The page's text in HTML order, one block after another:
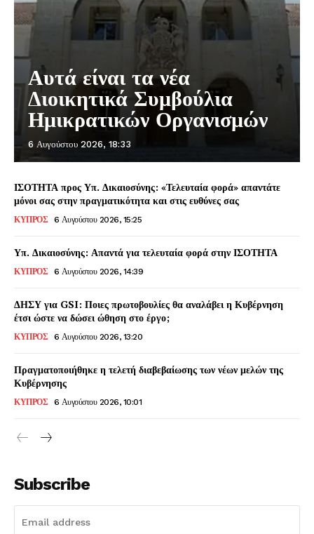
Αυτά είναι τα νέα
Διοικητικά Συμβούλια
Ημικρατικών Οργανισμών
6 Αυγούστου 2026, 18:33
ΙΣΟΤΗΤΑ προς Υπ. Δικαιοσύνης: «Τελευταία φορά» απαντάτε
μόνοι σας στην πραγματικότητα και στις ευθύνες σας
ΚΥΠΡΟΣ 6 Αυγούστου 2026, 15:25
Υπ. Δικαιοσύνης: Απαντά για τελευταία φορά στην ΙΣΟΤΗΤΑ
ΚΥΠΡΟΣ 6 Αυγούστου 2026, 14:39
ΔΗΣΥ για GSI: Ποιες πρωτοβουλίες θα αναλάβει η Κυβέρνηση
έτσι ώστε να δώσει ώθηση στο έργο;
ΚΥΠΡΟΣ 6 Αυγούστου 2026, 13:20
Πραγματοποιήθηκε η τελετή διαβεβαίωσης των νέων μελών της
Κυβέρνησης
ΚΥΠΡΟΣ 6 Αυγούστου 2026, 10:01
Subscribe